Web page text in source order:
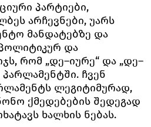
პარტიები,
არჩევნები, უარს
მანდატებზე და
და
რომ „დე–იურე“ და „დე–
ჩვენ
ლეგიტიმურად,
ქმედებების შედეგად
ხალხის ნებას.